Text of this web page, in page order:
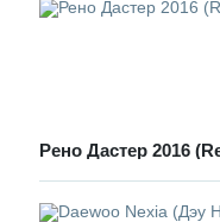
Рено Дастер 2016